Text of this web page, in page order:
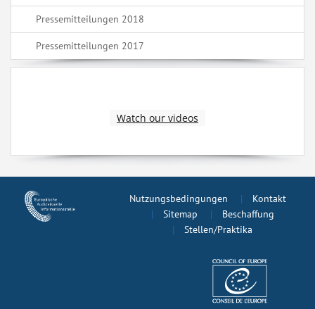
Pressemitteilungen 2018
Pressemitteilungen 2017
Watch our videos
Nutzungsbedingungen
Kontakt
Sitemap
Beschaffung
Stellen/Praktika